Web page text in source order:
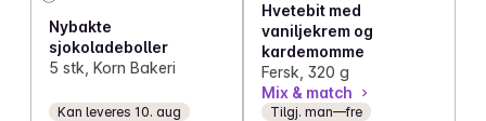
Nybakte
sjokoladeboller
5 stk, Korn Bakeri
Kan leveres 10. aug
Hvetebit med
vaniljekrem og
kardemomme
Fersk, 320 g
Mix & match
Tilgj. man—fre